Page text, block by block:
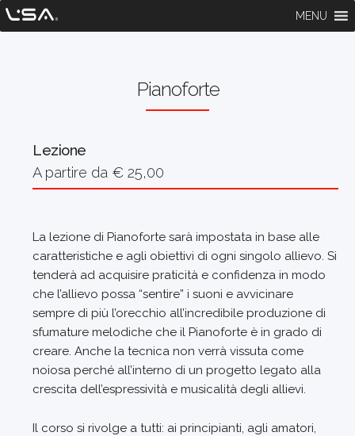
MENU
Pianoforte
Lezione
A partire da € 25,00
La lezione di Pianoforte sarà impostata in base alle
caratteristiche e agli obiettivi di ogni singolo allievo. Si
tenderà ad acquisire praticità e confidenza in modo
che l’allievo possa “sentire” i suoni e avvicinare
sempre di più l’orecchio all’incredibile produzione di
sfumature melodiche che il Pianoforte è in grado di
creare. Anche la tecnica non verrà vissuta come
noiosa perché all’interno di un progetto legato alla
crescita dell’espressività e musicalità degli allievi.
Il corso si rivolge a tutti: ai principianti, agli amatori,